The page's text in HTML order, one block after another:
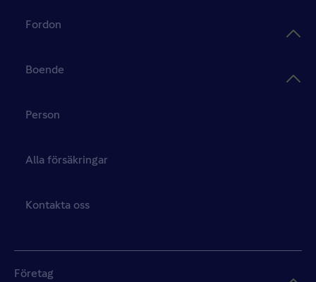
Fordon
Boende
Person
Alla försäkringar
Kontakta oss
Företag